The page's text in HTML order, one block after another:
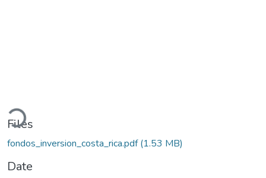
Files
fondos_inversion_costa_rica.pdf(1.53 MB)
Date